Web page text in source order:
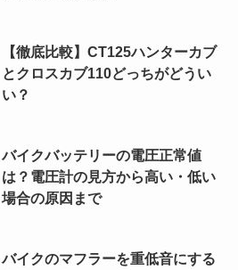
【徹底比較】CT125ハンターカブ
とクロスカブ110どっちがどうい
い？
バイクバッテリーの電圧正常値
は？電圧計の見方から高い・低い
場合の原因まで
バイクのマフラーを重低音にする